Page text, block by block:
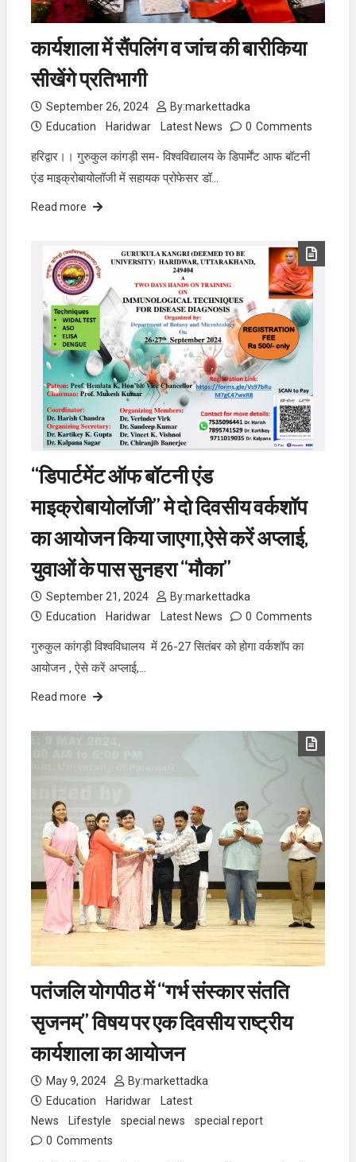
कार्यशाला में सैंपलिंग व जांच की बारीकिया
सीखेंगे प्रतिभागी
September 26, 2024 By:markettadka
Education
Haridwar Latest News 0 Comments
हरिद्वार।। गुरुकुल कांगड़ी सम- विश्वविद्यालय के डिपार्मेंट आफ बॉटनी
एंड माइक्रोबायोलॉजी में सहायक प्रोफेसर डॉ…
Read more
“डिपार्टमेंट ऑफ बॉटनी एंड
माइक्रोबायोलॉजी” मे दो दिवसीय वर्कशॉप
का आयोजन किया जाएगा,ऐसे करें अप्लाई,
युवाओं के पास सुनहरा “मौका”
September 21, 2024 By:markettadka
Education
Haridwar Latest News 0 Comments
गुरुकुल कांगड़ी विश्वविधालय में 26-27 सितंबर को होगा वर्कशॉप का
आयोजन , ऐसे करें अप्लाई,…
Read more
पतंजलि योगपीठ में “गर्भ संस्कार संतति
सृजनम्” विषय पर एक दिवसीय राष्ट्रीय
कार्यशाला का आयोजन
May 9, 2024 By:markettadka
Education
Haridwar
Latest
News
Lifestyle special news
special report
0 Comments